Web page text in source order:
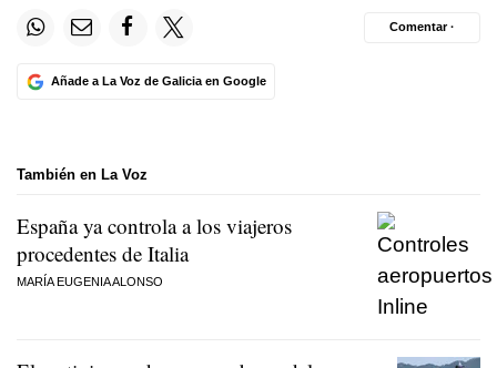
Añade a La Voz de Galicia en Google
Comentar ·
También en La Voz
España ya controla a los viajeros
procedentes de Italia
MARÍA EUGENIA ALONSO